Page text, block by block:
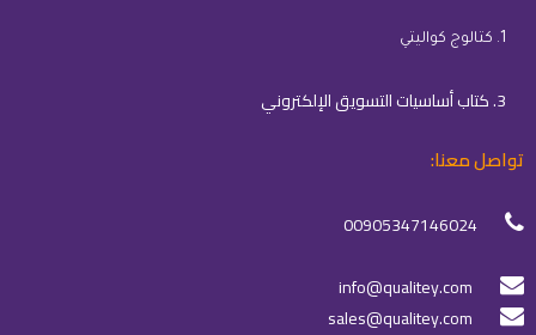
1. كتالوج كواليتي
3. كتاب أساسيات التسويق الإلكتروني
تواصل معنا:
00905347146024
info@qualitey.com
sales@qualitey.com